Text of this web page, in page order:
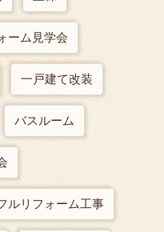
ーム見学会
一戸建て改装
バスルーム
ルリフォーム工事